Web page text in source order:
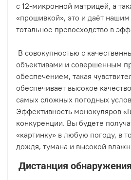
с 12-микронной матрицей, а
«прошивкой», это и даёт
тотальное превосходство в
В совокупностью с
объективами и совершенным
обеспечением, такая
обеспечивает высокое
самых сложных погодных
Эффективность монокуляров
конкуренции. Вы будете
«картинку» в любую погоду, в
дождя, тумана и высокой
Дистанция